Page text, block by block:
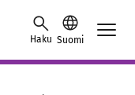
Haku Suomi